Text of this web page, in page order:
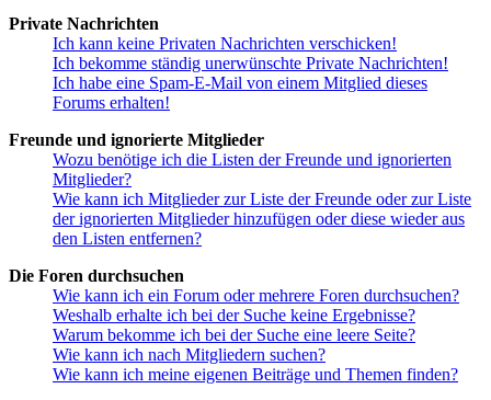
Private Nachrichten
Ich kann keine Privaten Nachrichten verschicken!
Ich bekomme ständig unerwünschte Private Nachrichten!
Ich habe eine Spam-E-Mail von einem Mitglied dieses
Forums erhalten!
Freunde und ignorierte Mitglieder
Wozu benötige ich die Listen der Freunde und ignorierten
Mitglieder?
Wie kann ich Mitglieder zur Liste der Freunde oder zur Liste
der ignorierten Mitglieder hinzufügen oder diese wieder aus
den Listen entfernen?
Die Foren durchsuchen
Wie kann ich ein Forum oder mehrere Foren durchsuchen?
Weshalb erhalte ich bei der Suche keine Ergebnisse?
Warum bekomme ich bei der Suche eine leere Seite?
Wie kann ich nach Mitgliedern suchen?
Wie kann ich meine eigenen Beiträge und Themen finden?